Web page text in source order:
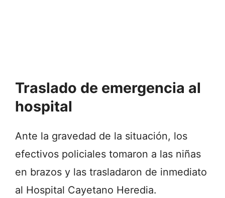
Traslado de emergencia al
hospital
Ante la gravedad de la situación, los
efectivos policiales tomaron a las niñas
en brazos y las trasladaron de inmediato
al Hospital Cayetano Heredia.